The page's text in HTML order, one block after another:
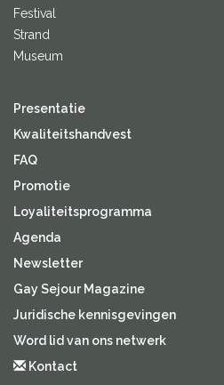
Festival
Strand
Museum
Presentatie
Kwaliteitshandvest
FAQ
Promotie
Loyaliteitsprogramma
Agenda
Newsletter
Gay Sejour Magazine
Juridische kennisgevingen
Word lid van ons netwerk
Kontact